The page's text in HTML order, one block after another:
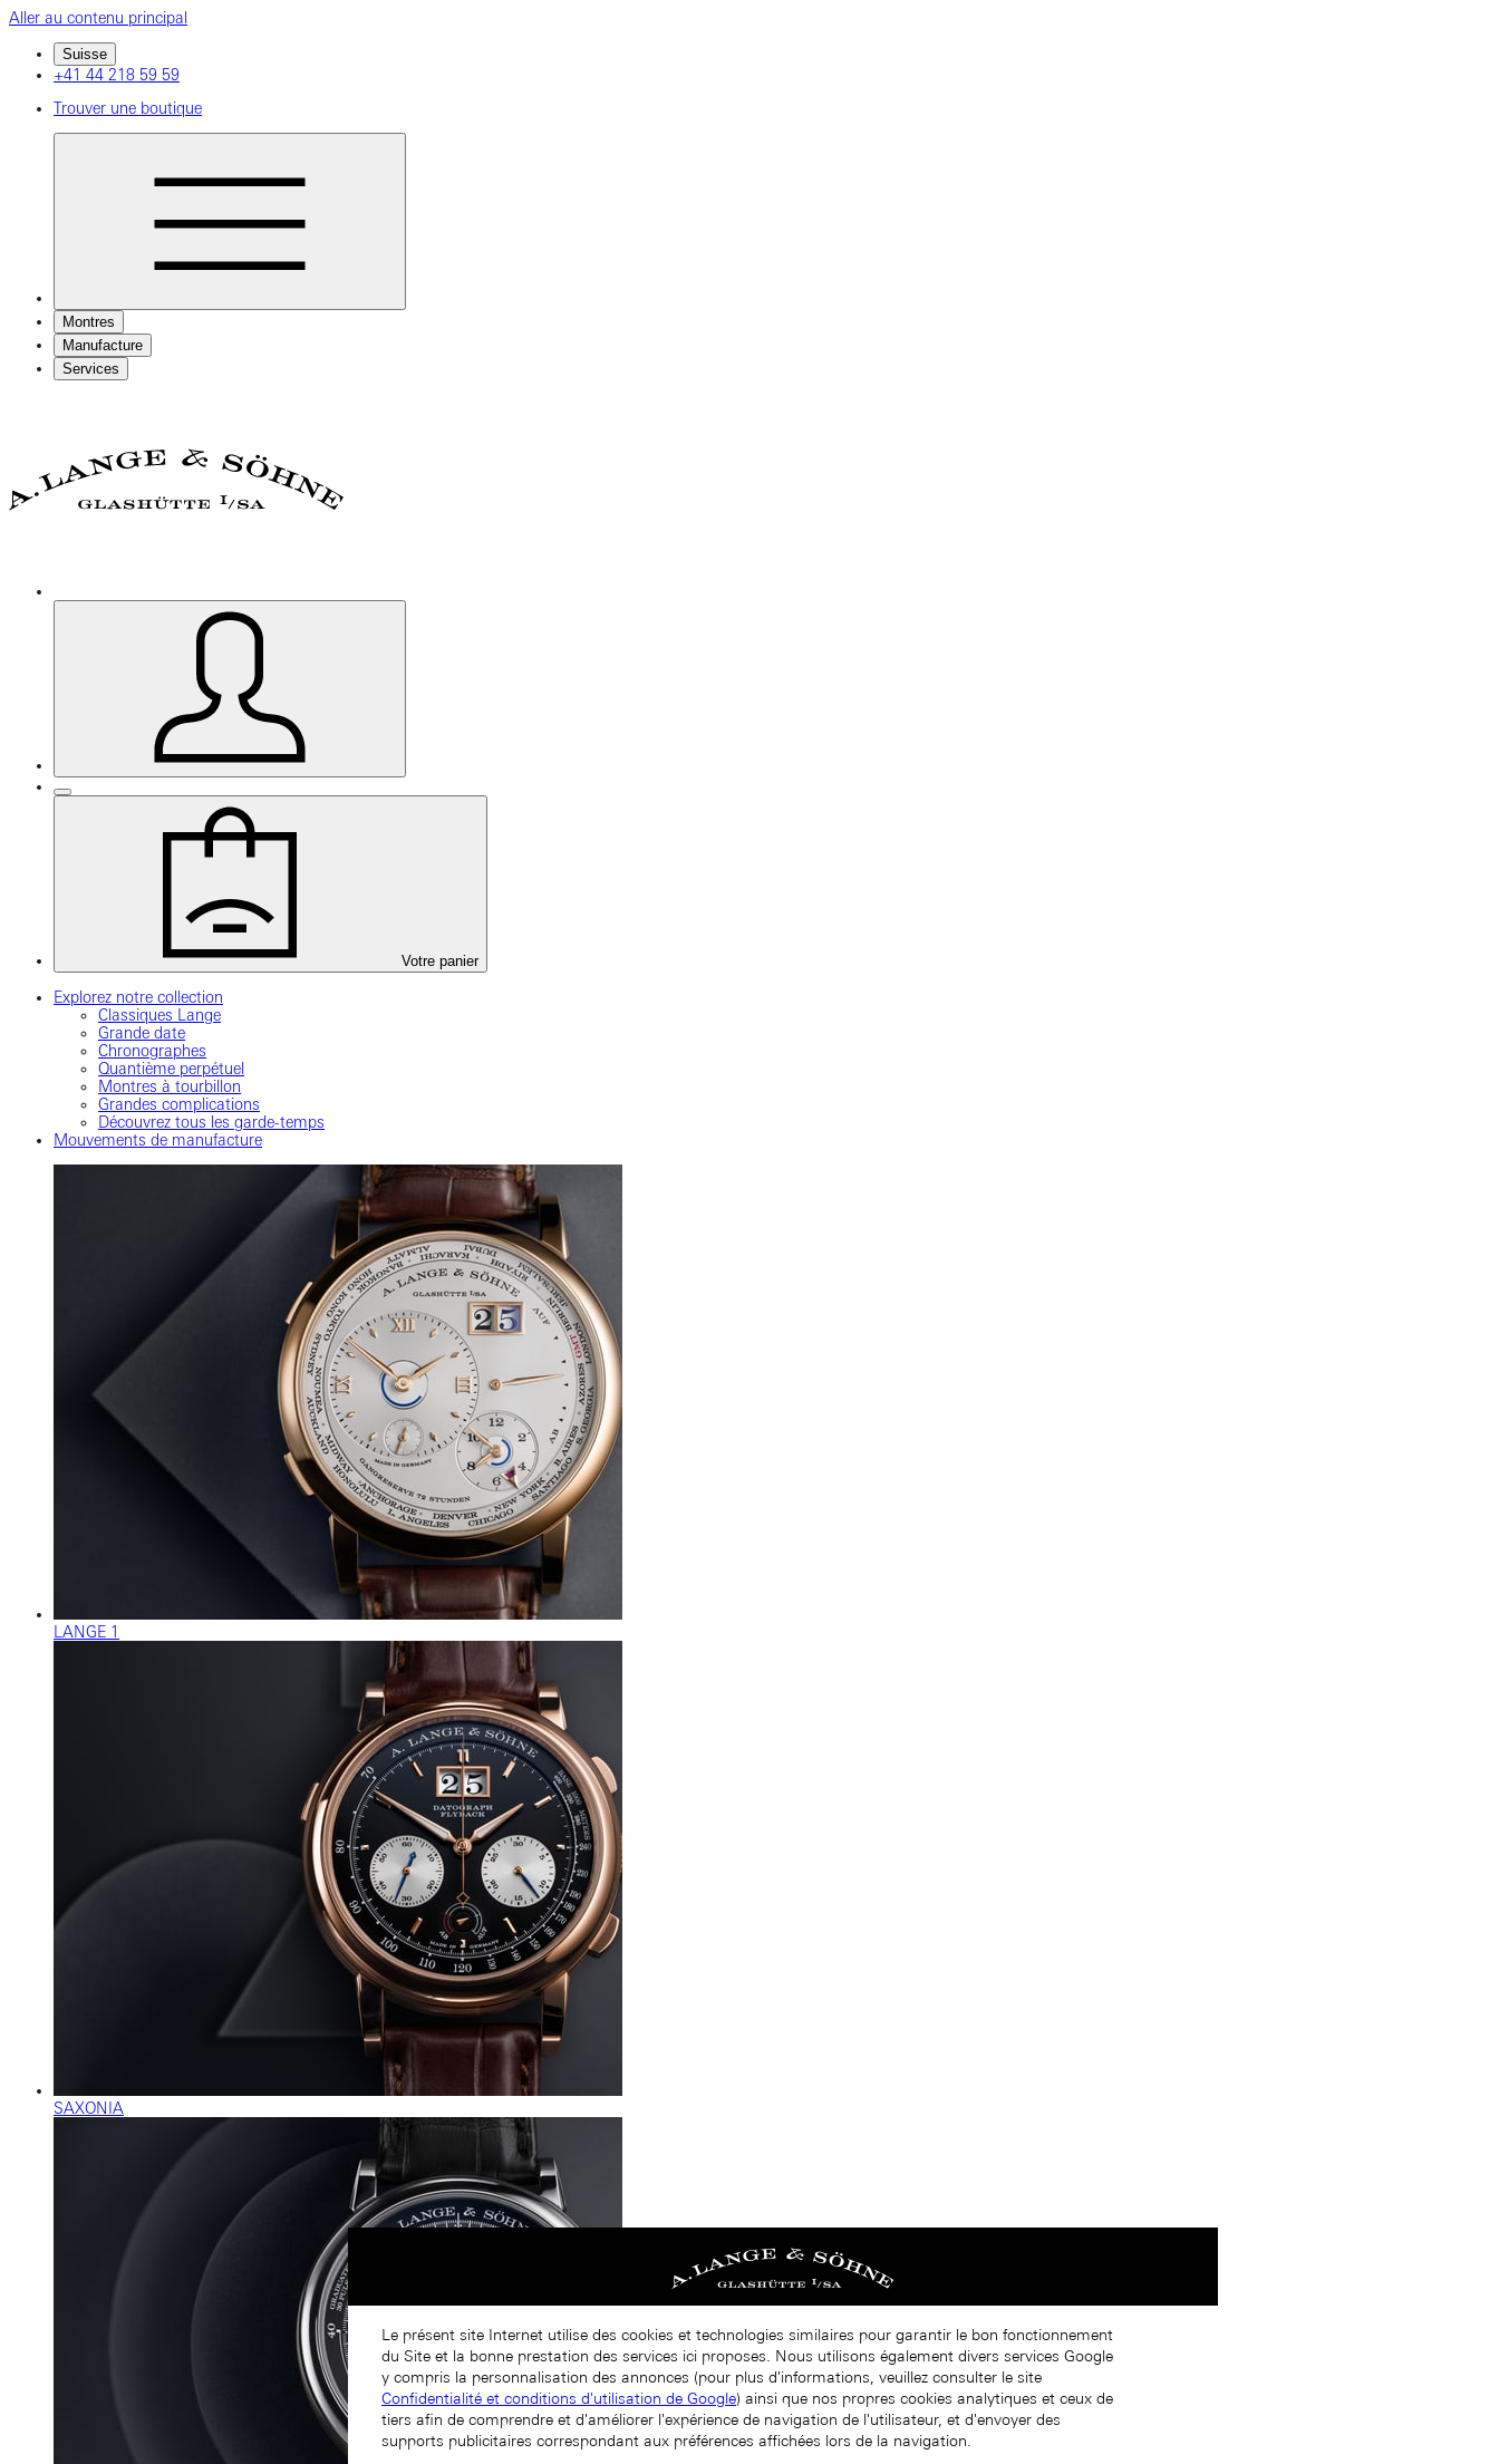
Aller au contenu principal
Suisse
+41 44 218 59 59
Trouver une boutique
Montres
Manufacture
Services
Votre panier
Explorez notre collection
Classiques Lange
Grande date
Chronographes
Quantième perpétuel
Montres à tourbillon
Grandes complications
Découvrez tous les garde-temps
Mouvements de manufacture
LANGE 1
SAXONIA
Le présent site Internet utilise des cookies et technologies similaires pour garantir le bon fonctionnement
du Site et la bonne prestation des services ici proposes. Nous utilisons également divers services Google
y compris la personnalisation des annonces (pour plus d'informations, veuillez consulter le site
Confidentialité et conditions d'utilisation de Google) ainsi que nos propres cookies analytiques et ceux de
tiers afin de comprendre et d'améliorer l'expérience de navigation de l'utilisateur, et d'envoyer des
supports publicitaires correspondant aux préférences affichées lors de la navigation.